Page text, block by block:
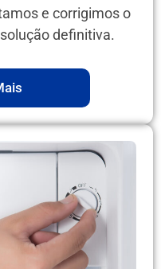
e corrigimos o
definitiva.